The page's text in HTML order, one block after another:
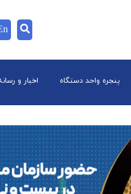
پنجره واحد دستگاه اخبار و